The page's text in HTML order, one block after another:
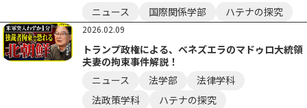
ニュース 国際関係学部 ハテナの探究
2026.02.09
トランプ政権による、ベネズエラのマドゥロ大統領
夫妻の拘束事件解説！
ニュース
法学部
法律学科
法政策学科
ハテナの探究